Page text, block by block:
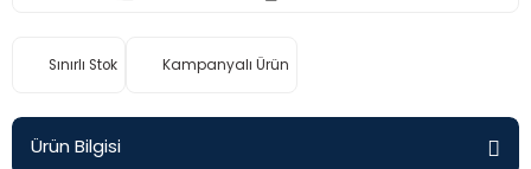
Sınırlı Stok Kampanyalı Ürün
Ürün Bilgisi